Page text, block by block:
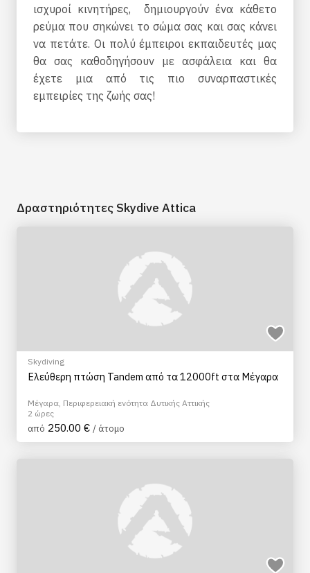
ισχυροί κινητήρες, δημιουργούν ένα κάθετο
ρεύμα που σηκώνει το σώμα σας και σας κάνει
να πετάτε. Οι πολύ έμπειροι εκπαιδευτές μας
θα σας καθοδηγήσουν με ασφάλεια και θα
έχετε μια από τις πιο συναρπαστικές
εμπειρίες της ζωής σας!
Δραστηριότητες Skydive Attica
Skydiving
Ελεύθερη πτώση Tandem από τα 12000ft στα Μέγαρα
Μέγαρα, Περιφερειακή ενότητα Δυτικής Αττικής
2 ώρες
από 250.00 € / άτομο